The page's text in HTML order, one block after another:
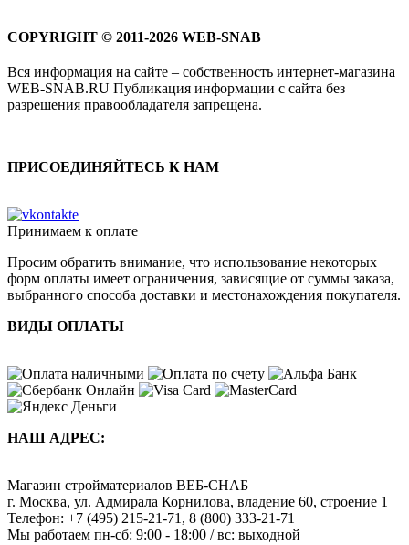
COPYRIGHT © 2011-2026 WEB-SNAB
Вся информация на сайте – собственность интернет-магазина
WEB-SNAB.RU Публикация информации с сайта без
разрешения правообладателя запрещена.
ПРИСОЕДИНЯЙТЕСЬ К НАМ
Принимаем к оплате
Просим обратить внимание, что использование некоторых
форм оплаты имеет ограничения, зависящие от суммы заказа,
выбранного способа доставки и местонахождения покупателя.
ВИДЫ ОПЛАТЫ
НАШ АДРЕС:
Магазин стройматериалов ВЕБ-СНАБ
г. Москва, ул. Адмирала Корнилова, владение 60, строение 1
Телефон: +7 (495) 215-21-71 , 8 (800) 333-21-71
Мы работаем пн-сб: 9:00 - 18:00 / вс: выходной